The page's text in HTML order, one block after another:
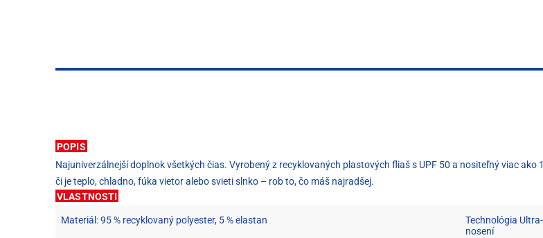
POPIS
Najuniverzálnejší doplnok všetkých čias. Vyrobený z recyklovaných plastových fliaš s UPF 50 a nositeľný viac
či je teplo, chladno, fúka vietor alebo svieti slnko – rob to, čo máš najradšej.
VLASTNOSTI
Materiál: 95 % recyklovaný polyester, 5 % elastan
Technológia
nosení